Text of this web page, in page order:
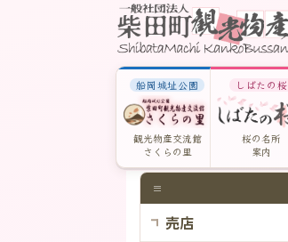
船岡城址公園
観光物産交流館
さくらの里
しばたの桜
桜の名所
案内
売店